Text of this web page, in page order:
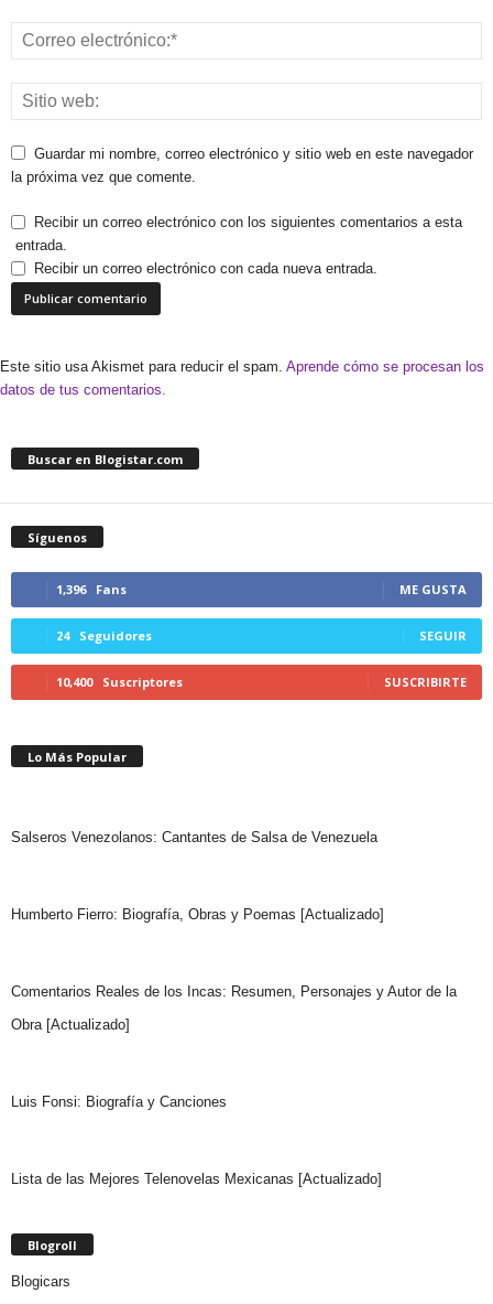
Guardar mi nombre, correo electrónico y sitio web en este navegador
la próxima vez que comente.
Recibir un correo electrónico con los siguientes comentarios a esta
entrada.
Recibir un correo electrónico con cada nueva entrada.
Este sitio usa Akismet para reducir el spam. Aprende cómo se procesan los
datos de tus comentarios.
Buscar en Blogistar.com
Síguenos
1,396 Fans ME GUSTA
24 Seguidores SEGUIR
10,400 Suscriptores SUSCRIBIRTE
Lo Más Popular
Salseros Venezolanos: Cantantes de Salsa de Venezuela
Humberto Fierro: Biografía, Obras y Poemas [Actualizado]
Comentarios Reales de los Incas: Resumen, Personajes y Autor de la
Obra [Actualizado]
Luis Fonsi: Biografía y Canciones
Lista de las Mejores Telenovelas Mexicanas [Actualizado]
Blogroll
Blogicars